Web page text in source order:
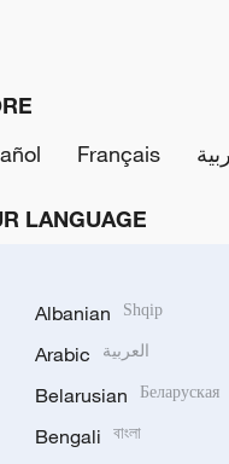
Français
LANGUAGE
Albanian Shqip
Arabic العربية
Belarusian Беларуская
Bengali বাংলা